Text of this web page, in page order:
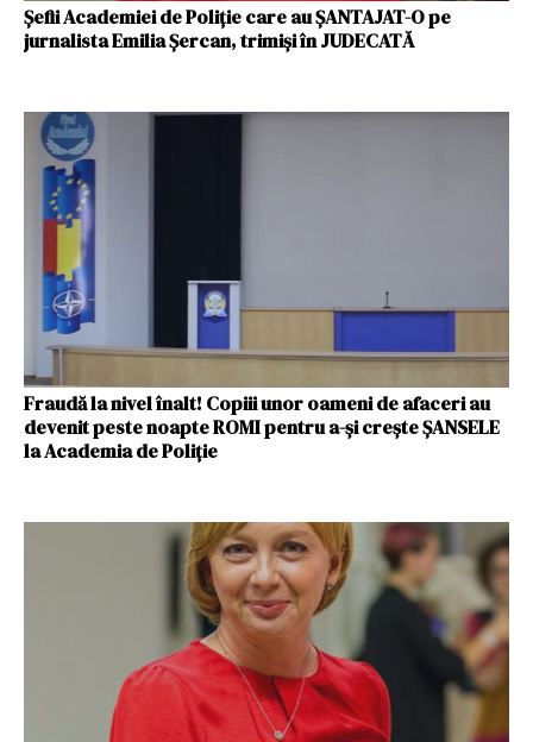
Şefii Academiei de Poliţie care au ŞANTAJAT-O pe
jurnalista Emilia Şercan, trimişi în JUDECATĂ
Fraudă la nivel înalt! Copiii unor oameni de afaceri au
devenit peste noapte ROMI pentru a-şi creşte ȘANSELE
la Academia de Poliţie